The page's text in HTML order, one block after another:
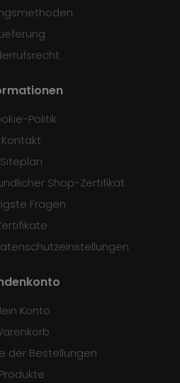
Politik
Kontakt
Siteplan
Shop-Zertifikat
Fragen
Konto
der Bestellungen
Produkte